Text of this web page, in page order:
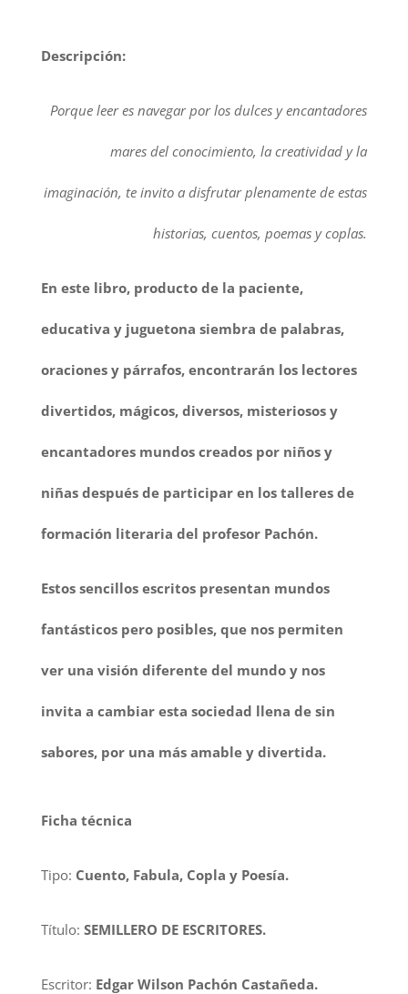
Descripción:
Porque leer es navegar por los dulces y encantadores
mares del conocimiento, la creatividad y la
imaginación, te invito a disfrutar plenamente de estas
historias, cuentos, poemas y coplas.
En este libro, producto de la paciente,
educativa y juguetona siembra de palabras,
oraciones y párrafos, encontrarán los lectores
divertidos, mágicos, diversos, misteriosos y
encantadores mundos creados por niños y
niñas después de participar en los talleres de
formación literaria del profesor Pachón.
Estos sencillos escritos presentan mundos
fantásticos pero posibles, que nos permiten
ver una visión diferente del mundo y nos
invita a cambiar esta sociedad llena de sin
sabores, por una más amable y divertida.
Ficha técnica
Tipo: Cuento, Fabula, Copla y Poesía.
Título: SEMILLERO DE ESCRITORES.
Escritor: Edgar Wilson Pachón Castañeda.